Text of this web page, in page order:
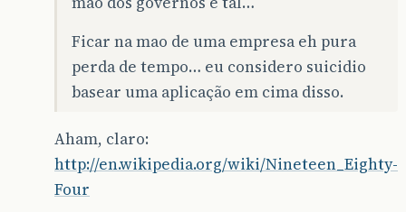
Ficar na mao de uma empresa eh pura
perda de tempo… eu considero suicidio
basear uma aplicação em cima disso.
Aham, claro:
http://en.wikipedia.org/wiki/Nineteen_Eighty-
Four